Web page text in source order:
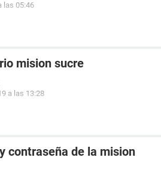
las 05:46
mision sucre
a las 13:28
contraseña de la mision